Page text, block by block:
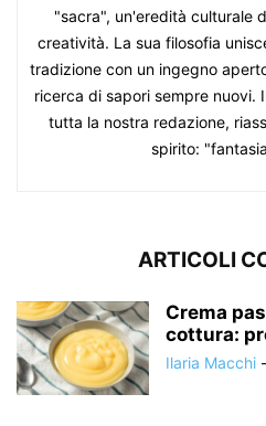
"sacra", un'eredità culturale
creatività. La sua filosofia
tradizione con un ingegno
ricerca di sapori sempre nuovi.
tutta la nostra redazione,
spirito:
ARTICOLI
Crema
cottura:
Ilaria Macchi -